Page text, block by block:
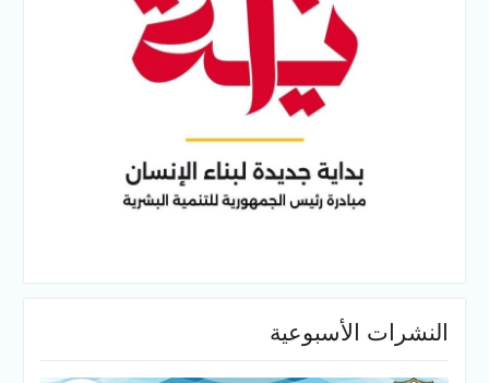
النشرات الأسبوعية